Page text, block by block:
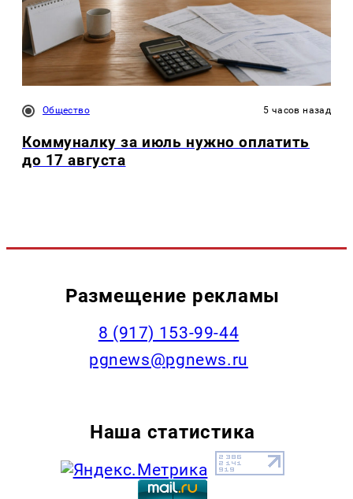
Общество 5 часов назад
Коммуналку за июль нужно оплатить
до 17 августа
Размещение рекламы
‭8 (917) 153-99-44
pgnews@pgnews.ru
Наша статистика